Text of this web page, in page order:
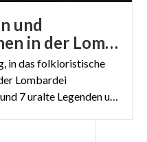
und
Traditionen in der Lombardei
in das folkloristische
Lombardei
einzutauchen und 7 uralte Legenden und Traditionen neu zu entdecken